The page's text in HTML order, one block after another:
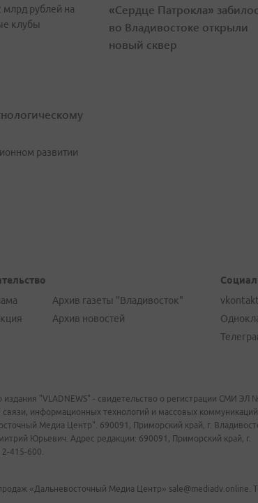
млрд рублей на
клубы
развитии
«Сердце Патрокла»
во Владивостоке открыли
новый сквер
Архив газеты "Владивосток"
Архив новостей
"VLADNEWS" - свидетельство о регистрации СМИ ЭЛ
информационных технологий и массовых коммуникаций
Медиа Центр". 690091, Приморский край, г.
Юрьевич. Адрес редакции: 690091, Приморский край, г.
415-600.
«Дальневосточный Медиа Центр» sale@mediadv.online.